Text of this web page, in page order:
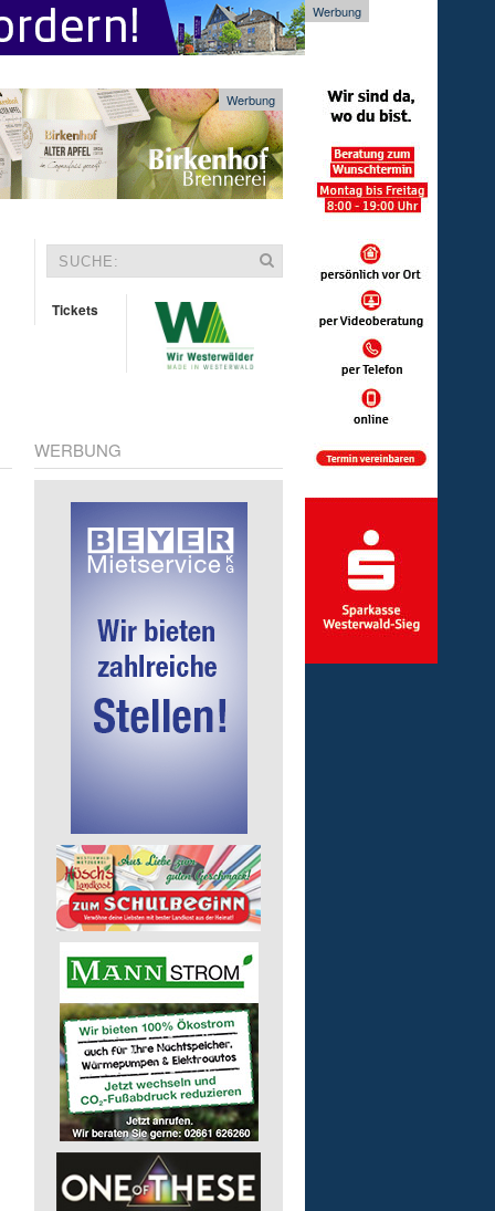
Werbung
Werbung
Tickets
WERBUNG